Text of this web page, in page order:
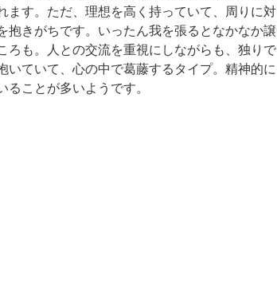
ます。ただ、理想を高く持っていて、周りに対
抱きがちです。いったん我を張るとなかなか譲
ろも。人との交流を重視にしながらも、独りで
いていて、心の中で葛藤するタイプ。精神的に
ることが多いようです。